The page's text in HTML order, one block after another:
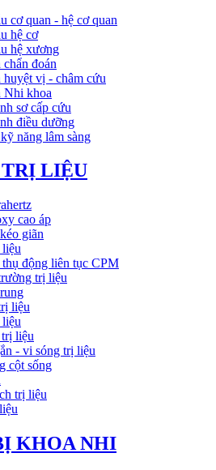
cơ quan - hệ cơ quan
hệ cơ
hệ xương
đoán
vị - châm cứu
Nhi khoa
sơ cấp cứu
điều dưỡng
năng lâm sàng
LIỆU
cao áp
giãn
động liên tục CPM
trị liệu
liệu
trị liệu
- vi sóng trị liệu
cột sống
trị liệu
KHOA NHI